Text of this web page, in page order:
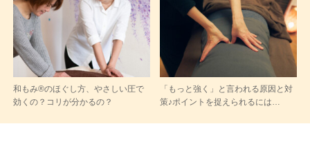
和もみ®のほぐし方、やさしい圧で
効くの？コリが分かるの？
「もっと強く」と言われる原因と対
策♪ポイントを捉えられるには…